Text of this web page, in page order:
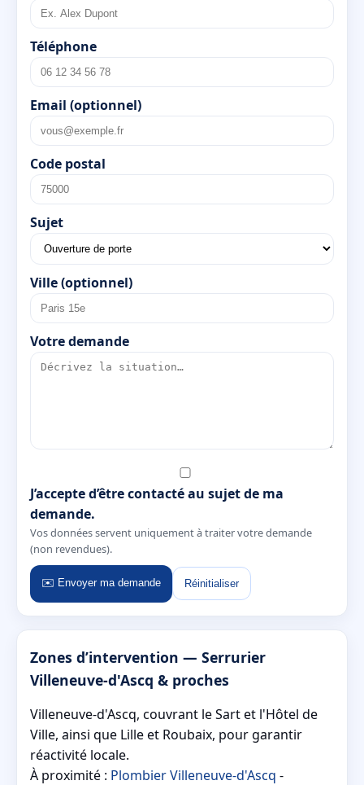
Téléphone
Email (optionnel)
Code postal
Sujet
Ville (optionnel)
Votre demande
J’accepte d’être contacté au sujet de ma
demande.
Vos données servent uniquement à traiter votre demande
(non revendues).
✉️ Envoyer ma demande Réinitialiser
Zones d’intervention — Serrurier
Villeneuve-d'Ascq & proches
Villeneuve-d'Ascq, couvrant le Sart et l'Hôtel de
Ville, ainsi que Lille et Roubaix, pour garantir
réactivité locale.
À proximité : Plombier Villeneuve-d'Ascq -